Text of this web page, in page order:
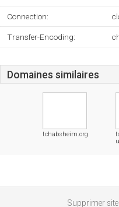
Connection:
Transfer-Encoding:
Domaines similaires
tchabsheim.org
Supprimer